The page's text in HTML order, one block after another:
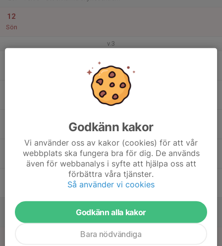
12
Sön
v.3
18
Lör
Godkänn kakor
Vi använder oss av kakor (cookies) för att vår
webbplats ska fungera bra för dig. De används
även för webbanalys i syfte att hjälpa oss att
förbättra våra tjänster.
Så använder vi cookies
Godkänn alla kakor
Bara nödvändiga